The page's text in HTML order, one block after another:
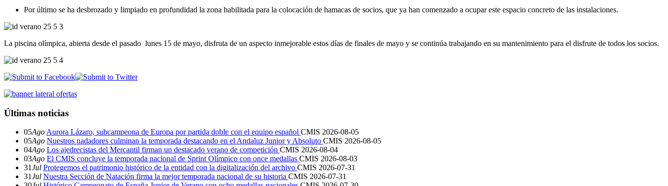
Por último se ha desbrozado y limpiado en profundidad la zona habilitada para la colocación de hamacas de socios, que ya han comenzado a ocupar este espacio concreto de las instalaciones.
La piscina olímpica, abierta desde el pasado lunes 15 de mayo, disfruta de un aspecto inmejorable estos días de finales de mayo y se continúa trabajando en su mantenimiento para el disfrute de todos los socios.
Últimas noticias
05Ago Aurora Lázaro, subcampeona de Europa por partida doble con el equipo español CMIS 2026-08-05
05Ago Nuestros nadadores culminan la temporada destacando en el Andaluz Junior y Absoluto CMIS 2026-08-05
04Ago Los ajedrecistas del Mercantil firman un destacado verano de competición CMIS 2026-08-04
03Ago El CMIS concluye la temporada nacional de Sprint Olímpico con once medallas CMIS 2026-08-03
31Jul Protegemos el patrimonio histórico de la entidad con la digitalización del archivo CMIS 2026-07-31
31Jul Nuestra Sección de Natación firma la mejor temporada nacional de su historia CMIS 2026-07-31